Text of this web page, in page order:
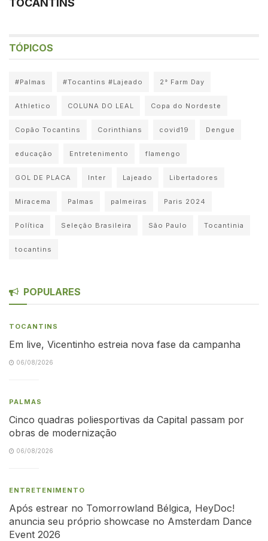
TOCANTINS
TÓPICOS
#Palmas #Tocantins #Lajeado 2° Farm Day
Athletico COLUNA DO LEAL Copa do Nordeste
Copão Tocantins Corinthians covid19 Dengue
educação Entretenimento flamengo
GOL DE PLACA Inter Lajeado Libertadores
Miracema Palmas palmeiras Paris 2024
Política Seleção Brasileira São Paulo Tocantinia
tocantins
POPULARES
TOCANTINS
Em live, Vicentinho estreia nova fase da campanha
06/08/2026
PALMAS
Cinco quadras poliesportivas da Capital passam por
obras de modernização
06/08/2026
ENTRETENIMENTO
Após estrear no Tomorrowland Bélgica, HeyDoc!
anuncia seu próprio showcase no Amsterdam Dance
Event 2026